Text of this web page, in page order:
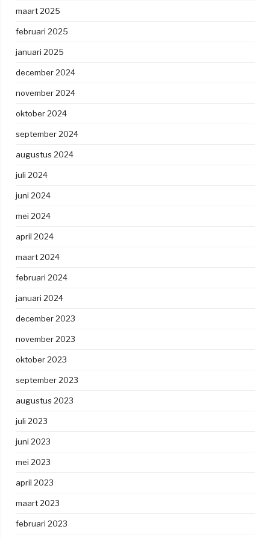
maart 2025
februari 2025
januari 2025
december 2024
november 2024
oktober 2024
september 2024
augustus 2024
juli 2024
juni 2024
mei 2024
april 2024
maart 2024
februari 2024
januari 2024
december 2023
november 2023
oktober 2023
september 2023
augustus 2023
juli 2023
juni 2023
mei 2023
april 2023
maart 2023
februari 2023